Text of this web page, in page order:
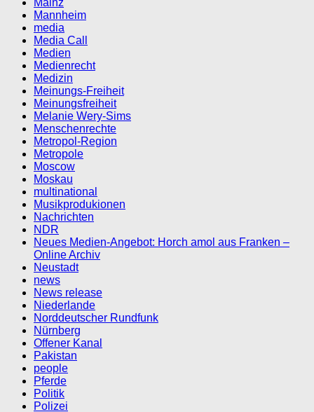
Mannheim
media
Media Call
Medien
Medienrecht
Medizin
Meinungs-Freiheit
Meinungsfreiheit
Melanie Wery-Sims
Menschenrechte
Metropol-Region
Metropole
Moscow
Moskau
multinational
Musikprodukionen
Nachrichten
NDR
Neues Medien-Angebot: Horch amol aus Franken –
Online Archiv
Neustadt
news
News release
Niederlande
Norddeutscher Rundfunk
Nürnberg
Offener Kanal
Pakistan
people
Pferde
Politik
Polizei